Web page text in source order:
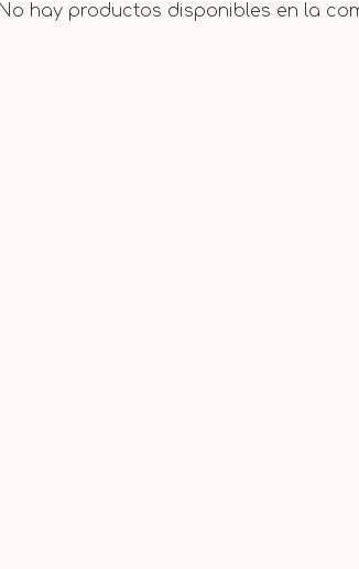
No hay productos disponibles en la